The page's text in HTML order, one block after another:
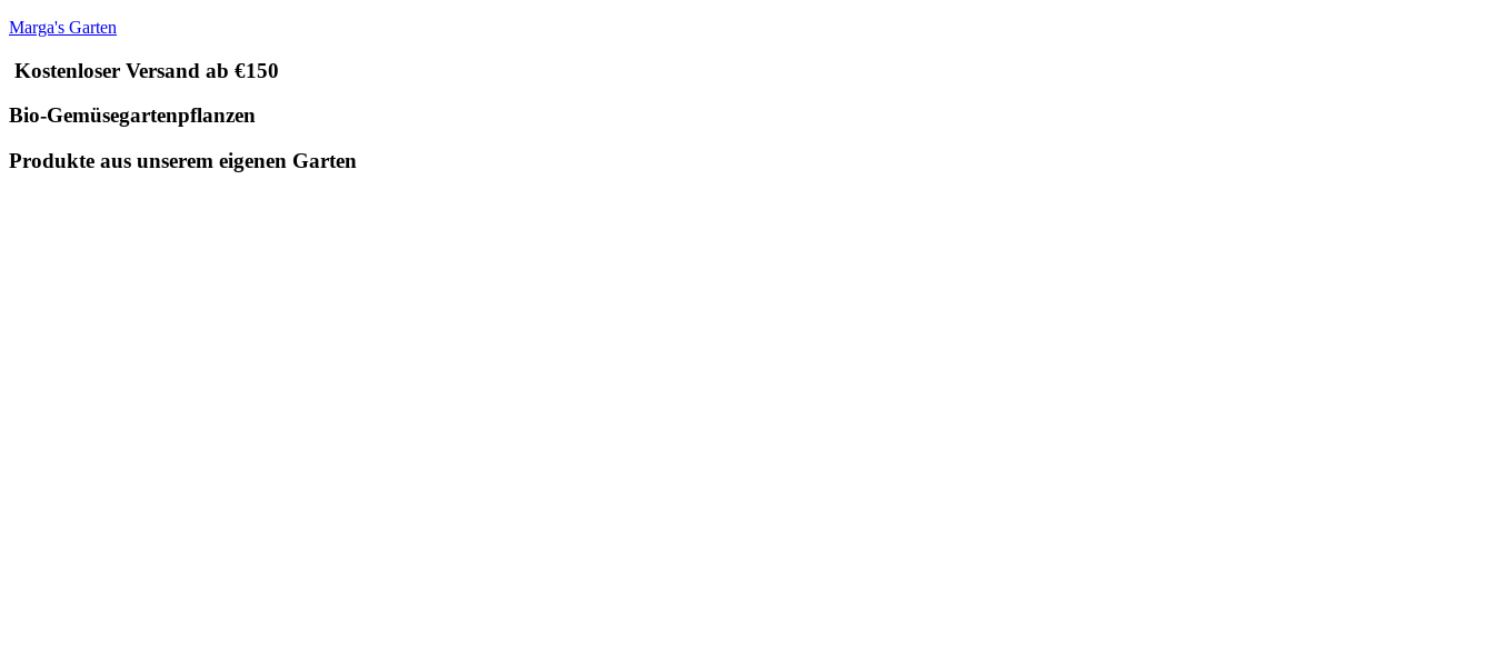
Marga's Garten
Kostenloser Versand ab €150
Bio-Gemüsegartenpflanzen
Produkte aus unserem eigenen Garten